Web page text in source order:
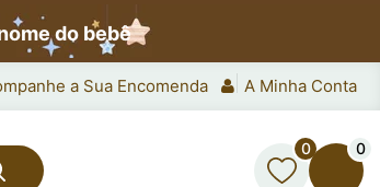
do bebê
a Sua Encomenda A Minha Conta
0 0